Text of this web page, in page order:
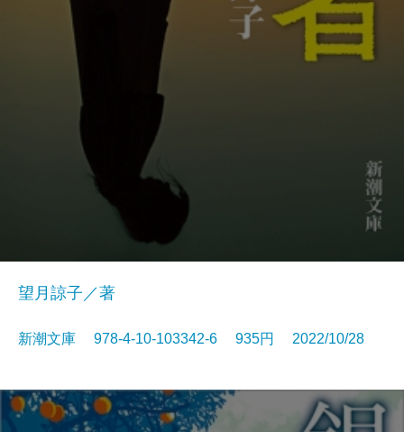
望月諒子／著
新潮文庫 978-4-10-103342-6 935円 2022/10/28